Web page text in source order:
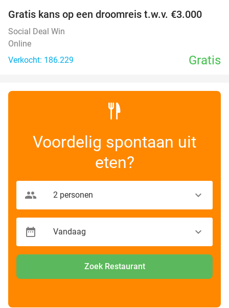
Gratis kans op een droomreis t.w.v. €3.000
Social Deal Win
Online
Verkocht: 186.229
Gratis
Voordelig spontaan uit
eten?
Zoek Restaurant